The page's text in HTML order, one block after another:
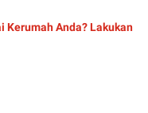
Kerumah Anda? Lakukan